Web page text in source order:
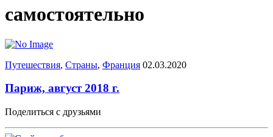
самостоятельно
Путешествия, Страны, Франция 02.03.2020
Париж, август 2018 г.
Поделиться с друзьями